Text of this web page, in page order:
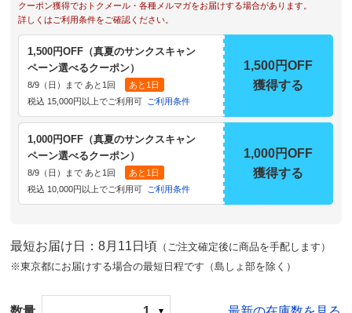
クーポン獲得でおトクメール・各種メルマガをお届けする場合があります。
詳しくはご利用条件をご確認ください。
1,500円OFF（真夏のサンクスキャン
ペーン選べるクーポン）
8/9（日）まで あと1回
あと1日
税込 15,000円以上でご利用可
ご利用条件
1,500円OFF
獲得する
1,000円OFF（真夏のサンクスキャン
ペーン選べるクーポン）
8/9（日）まで あと1回
あと1日
税込 10,000円以上でご利用可
ご利用条件
1,000円OFF
獲得する
最短お届け日：8月11日頃 （ご注文確定後に商品を手配します）
※東京都にお届けする場合の最短日程です（島しょ部を除く）